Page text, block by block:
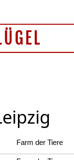
Farm der Tiere